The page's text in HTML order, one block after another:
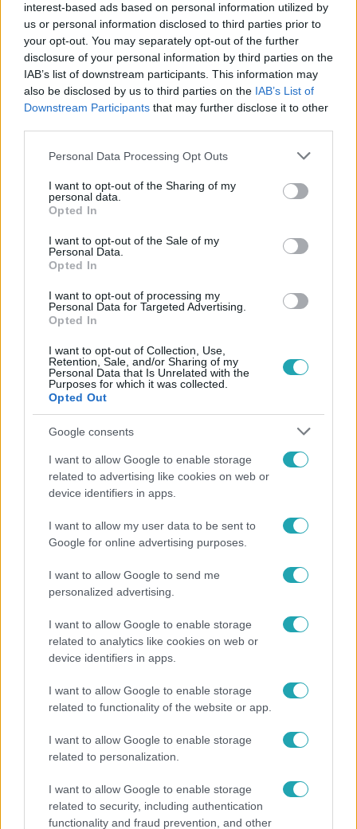
interest-based ads based on personal information utilized by
us or personal information disclosed to third parties prior to
your opt-out. You may separately opt-out of the further
disclosure of your personal information by third parties on the
IAB’s list of downstream participants. This information may
also be disclosed by us to third parties on the IAB’s List of
Downstream Participants that may further disclose it to other
Please note that this website/app uses one or more Google
not limited to your visit or usage behaviour. You may click to
grant or deny consent to Google and its third-party tags to
use your data for below specified purposes in below Google
consent section.
Personal Data Processing Opt Outs
I want to opt-out of the Sharing of my
personal data.
Opted In
I want to opt-out of the Sale of my
Personal Data.
Opted In
I want to opt-out of processing my
Personal Data for Targeted Advertising.
Opted In
I want to opt-out of Collection, Use,
Retention, Sale, and/or Sharing of my
Personal Data that Is Unrelated with the
Purposes for which it was collected.
Opted Out
Google consents
I want to allow Google to enable storage
related to advertising like cookies on web or
device identifiers in apps.
I want to allow my user data to be sent to
Google for online advertising purposes.
I want to allow Google to send me
personalized advertising.
I want to allow Google to enable storage
related to analytics like cookies on web or
device identifiers in apps.
I want to allow Google to enable storage
related to functionality of the website or app.
I want to allow Google to enable storage
related to personalization.
I want to allow Google to enable storage
related to security, including authentication
functionality and fraud prevention, and other
2023. november 16. 11:04
Tűzvész pusztított egy kínai bányavállalat
irodaházában, 26 ember meghalt
dolgozói zuhanyzóban keletkezhetett.
Külföld
2022. augusztus 14. 16:59
látogatta meg Gattyán György cégét Budapesten
Teljes titokban látogatott Magyarországra.
2022. június 9. 15:56
Egy elégedetlen ügyfél gyújthatta fel a dél-koreai
irodaházat